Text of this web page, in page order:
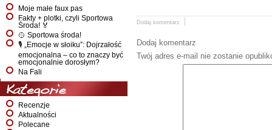
Moje małe faux pas
Fakty + plotki, czyli Sportowa
Środa! 🏅
🥎 Sportowa środa!
🎙️ „Emocje w słoiku”: Dojrzałość
emocjonalna – co to znaczy być
emocjonalnie dorosłym?
Na Fali
Kategorie
Recenzje
Aktualności
Polecane
Dodaj komentarz
Dodaj komentarz
Twój adres e-mail nie zostanie